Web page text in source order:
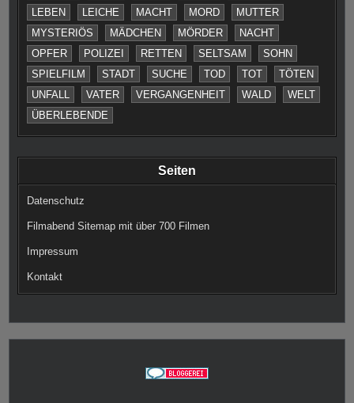
LEBEN
LEICHE MACHT MORD
MUTTER
MYSTERIÖS
MÄDCHEN MÖRDER
NACHT
OPFER
POLIZEI RETTEN SELTSAM
SOHN
SPIELFILM
STADT SUCHE TOD TOT
TÖTEN
UNFALL
VATER VERGANGENHEIT WALD
WELT
ÜBERLEBENDE
Seiten
Datenschutz
Filmabend Sitemap mit über 700 Filmen
Impressum
Kontakt